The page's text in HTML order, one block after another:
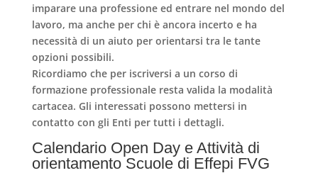
imparare una professione ed entrare nel mondo del
lavoro, ma anche per chi è ancora incerto e ha
necessità di un aiuto per orientarsi tra le tante
opzioni possibili.
Ricordiamo che per iscriversi a un corso di
formazione professionale resta valida la modalità
cartacea. Gli interessati possono mettersi in
contatto con gli Enti per tutti i dettagli.
Calendario Open Day e Attività di
orientamento Scuole di Effepi FVG